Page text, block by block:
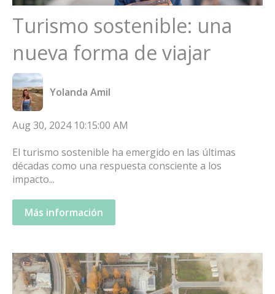
Turismo sostenible: una
nueva forma de viajar
Yolanda Amil
Aug 30, 2024 10:15:00 AM
El turismo sostenible ha emergido en las últimas
décadas como una respuesta consciente a los
impacto...
Más información